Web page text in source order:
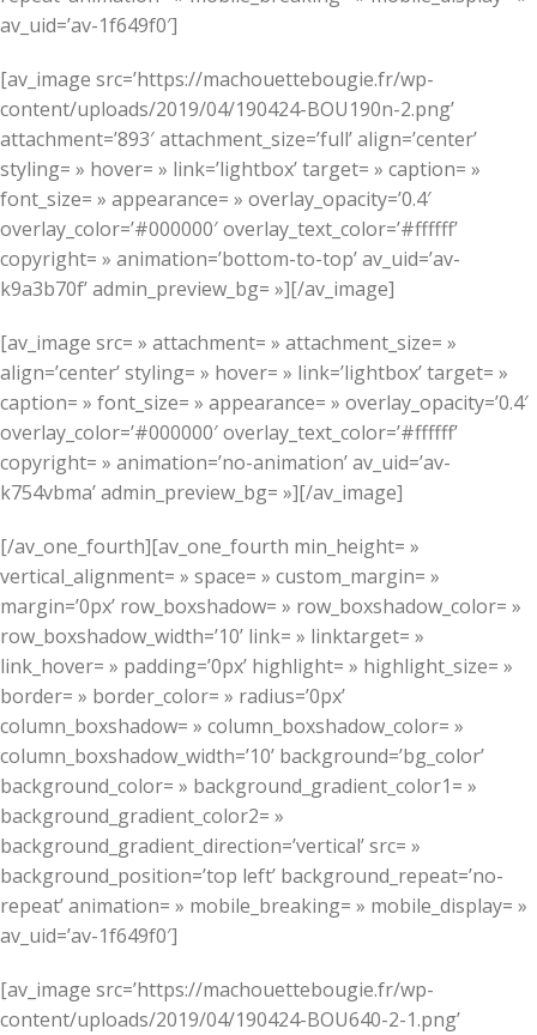
av_uid=’av-1f649f0′]
[av_image src=’https://machouettebougie.fr/wp-
content/uploads/2019/04/190424-BOU190n-2.png’
attachment=’893′ attachment_size=’full’ align=’center’
styling= » hover= » link=’lightbox’ target= » caption= »
font_size= » appearance= » overlay_opacity=’0.4′
overlay_color=’#000000′ overlay_text_color=’#ffffff’
copyright= » animation=’bottom-to-top’ av_uid=’av-
k9a3b70f’ admin_preview_bg= »][/av_image]
[av_image src= » attachment= » attachment_size= »
align=’center’ styling= » hover= » link=’lightbox’ target= »
caption= » font_size= » appearance= » overlay_opacity=’0.4′
overlay_color=’#000000′ overlay_text_color=’#ffffff’
copyright= » animation=’no-animation’ av_uid=’av-
k754vbma’ admin_preview_bg= »][/av_image]
[/av_one_fourth][av_one_fourth min_height= »
vertical_alignment= » space= » custom_margin= »
margin=’0px’ row_boxshadow= » row_boxshadow_color= »
row_boxshadow_width=’10’ link= » linktarget= »
link_hover= » padding=’0px’ highlight= » highlight_size= »
border= » border_color= » radius=’0px’
column_boxshadow= » column_boxshadow_color= »
column_boxshadow_width=’10’ background=’bg_color’
background_color= » background_gradient_color1= »
background_gradient_color2= »
background_gradient_direction=’vertical’ src= »
background_position=’top left’ background_repeat=’no-
repeat’ animation= » mobile_breaking= » mobile_display= »
av_uid=’av-1f649f0′]
[av_image src=’https://machouettebougie.fr/wp-
content/uploads/2019/04/190424-BOU640-2-1.png’